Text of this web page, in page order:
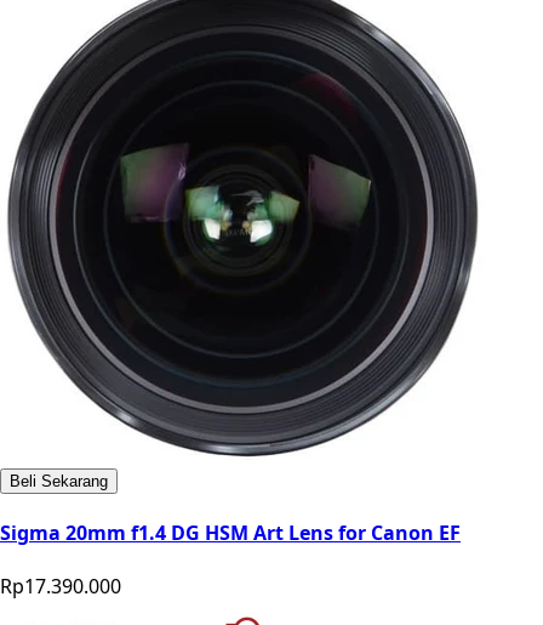
Beli Sekarang
Sigma 20mm f1.4 DG HSM Art Lens for Canon EF
Rp17.390.000